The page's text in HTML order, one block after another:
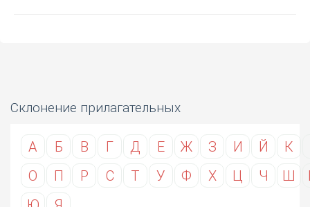
Склонение прилагательных
А Б В Г Д Е Ж З И Й К
О
П Р С Т У Ф Х Ц Ч Ш